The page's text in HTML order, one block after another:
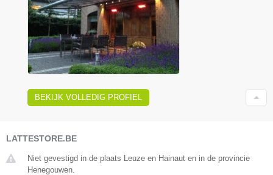
BEKIJK VOLLEDIG PROFIEL
LATTESTORE.BE
Niet gevestigd in de plaats Leuze en Hainaut en in de provincie
Henegouwen.